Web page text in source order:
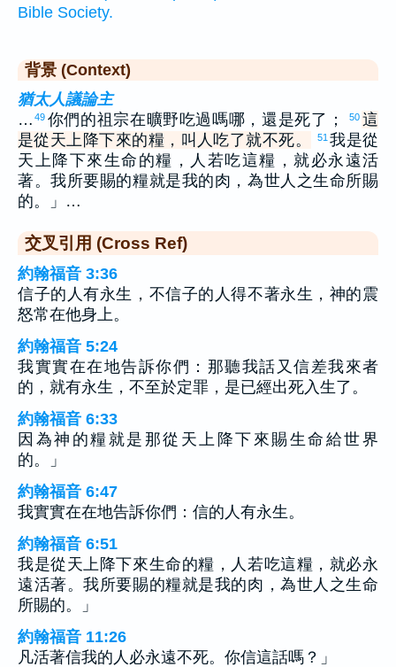
Bible Society.
背景 (Context)
猶太人議論主
… 49 你們的祖宗在曠野吃過嗎哪，還是死了； 50 這
是從天上降下來的糧，叫人吃了就不死。
51 我是從
天上降下來生命的糧，人若吃這糧，就必永遠活
著。我所要賜的糧就是我的肉，為世人之生命所賜
的。」…
交叉引用 (Cross Ref)
約翰福音 3:36
信子的人有永生，不信子的人得不著永生，神的震
怒常在他身上。
約翰福音 5:24
我實實在在地告訴你們：那聽我話又信差我來者
的，就有永生，不至於定罪，是已經出死入生了。
約翰福音 6:33
因為神的糧就是那從天上降下來賜生命給世界
的。」
約翰福音 6:47
我實實在在地告訴你們：信的人有永生。
約翰福音 6:51
我是從天上降下來生命的糧，人若吃這糧，就必永
遠活著。我所要賜的糧就是我的肉，為世人之生命
所賜的。」
約翰福音 11:26
凡活著信我的人必永遠不死。你信這話嗎？」